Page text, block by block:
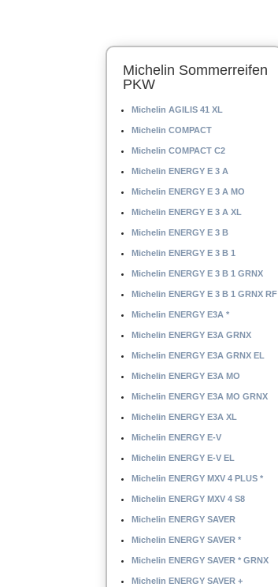
Michelin Sommerreifen
PKW
Michelin AGILIS 41 XL
Michelin COMPACT
Michelin COMPACT C2
Michelin ENERGY E 3 A
Michelin ENERGY E 3 A MO
Michelin ENERGY E 3 A XL
Michelin ENERGY E 3 B
Michelin ENERGY E 3 B 1
Michelin ENERGY E 3 B 1 GRNX
Michelin ENERGY E 3 B 1 GRNX RF
Michelin ENERGY E3A *
Michelin ENERGY E3A GRNX
Michelin ENERGY E3A GRNX EL
Michelin ENERGY E3A MO
Michelin ENERGY E3A MO GRNX
Michelin ENERGY E3A XL
Michelin ENERGY E-V
Michelin ENERGY E-V EL
Michelin ENERGY MXV 4 PLUS *
Michelin ENERGY MXV 4 S8
Michelin ENERGY SAVER
Michelin ENERGY SAVER *
Michelin ENERGY SAVER * GRNX
Michelin ENERGY SAVER +